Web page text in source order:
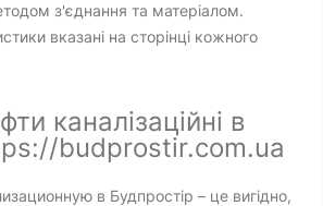
з'єднання та матеріалом.
вказані на сторінці кожного
каналізаційні в
budprostir.com.ua
в Будпростір – це вигідно,